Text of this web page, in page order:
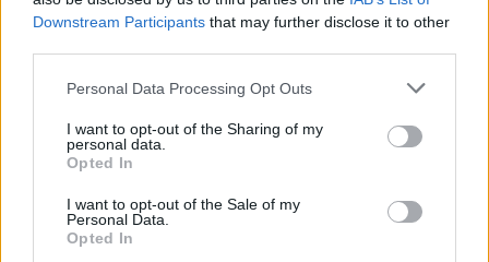
Downstream Participants that may further disclose it to other
Personal Data Processing Opt Outs
I want to opt-out of the Sharing of my
personal data.
Opted In
I want to opt-out of the Sale of my
Personal Data.
Opted In
«Πάω διακοπές έναν μήνα» ‑ Η
MEGA
ΣΉΜΕΡΑ
Η κάμερα της εκπομπής «Κοινωνία Ώρα
MEGA» κατέγραψε τη διασκεδαστική
Η Ελένη Βουλγαράκη ξεσπά για